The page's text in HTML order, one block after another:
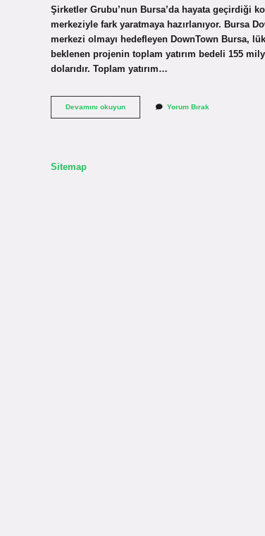
Şirketler Grubu’nun Bursa’da hayata geçirdiği
merkeziyle fark yaratmaya hazırlanıyor. Bursa
merkezi olmayı hedefleyen DownTown Bursa,
beklenen projenin toplam yatırım bedeli 155
dolarıdır. Toplam yatırım…
Devamını okuyunDowntown
Mimari
Yorum Bırak
Sitemap